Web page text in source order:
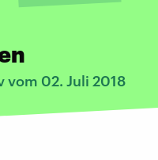
vom 02. Juli 2018